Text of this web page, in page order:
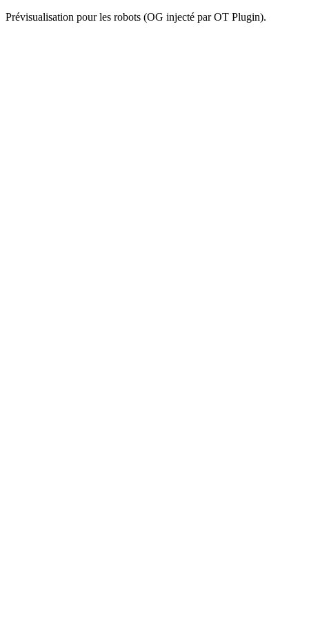
Prévisualisation pour les robots (OG injecté par OT Plugin).